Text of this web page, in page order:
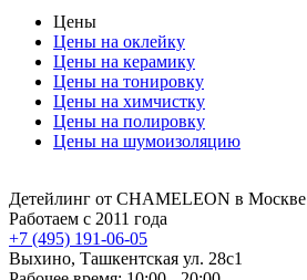
Цены
Цены на оклейку
Цены на керамику
Цены на тонировку
Цены на химчистку
Цены на полировку
Цены на шумоизоляцию
Детейлинг от CHAMELEON в Москве
Работаем с 2011 года
+7 (495) 191-06-05
Выхино, Ташкентская ул. 28с1